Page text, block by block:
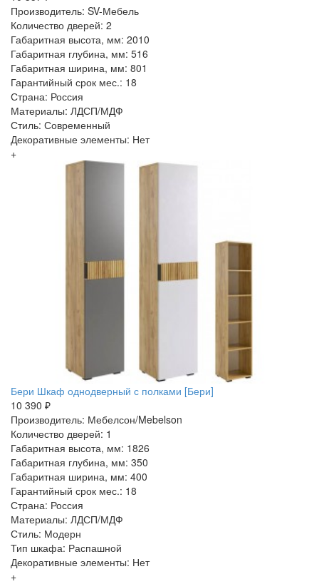
Производитель: SV-Мебель
Количество дверей: 2
Габаритная высота, мм: 2010
Габаритная глубина, мм: 516
Габаритная ширина, мм: 801
Гарантийный срок мес.: 18
Страна: Россия
Материалы: ЛДСП/МДФ
Стиль: Современный
Декоративные элементы: Нет
+
Бери Шкаф однодверный с полками [Бери]
10 390 ₽
Производитель: Мебелсон/Mebelson
Количество дверей: 1
Габаритная высота, мм: 1826
Габаритная глубина, мм: 350
Габаритная ширина, мм: 400
Гарантийный срок мес.: 18
Страна: Россия
Материалы: ЛДСП/МДФ
Стиль: Модерн
Тип шкафа: Распашной
Декоративные элементы: Нет
+